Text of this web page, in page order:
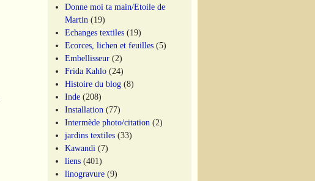
Donne moi ta main/Etoile de
Martin (19)
Echanges textiles (19)
Ecorces, lichen et feuilles (5)
Embellisseur (2)
Frida Kahlo (24)
Histoire du blog (8)
Inde (208)
Installation (77)
Intermède photo/citation (2)
jardins textiles (33)
Kawandi (7)
liens (401)
linogravure (9)